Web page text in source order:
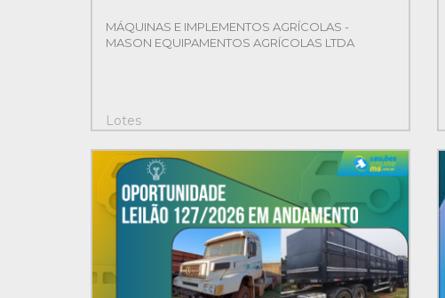
MÁQUINAS E IMPLEMENTOS AGRÍCOLAS -
MASON EQUIPAMENTOS AGRÍCOLAS LTDA
21
Lotes